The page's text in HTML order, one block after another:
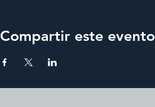
Compartir este evento